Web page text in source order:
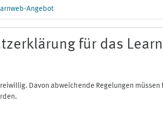
Angebot
für das
Davon abweichende Regelungen